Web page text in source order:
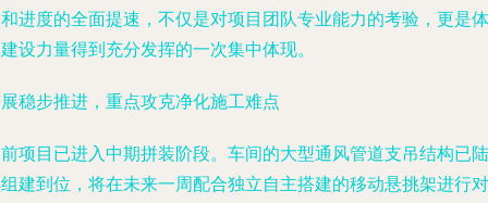
进度的全面提速，不仅是对项目团队专业能力的考验，更是体
设力量得到充分发挥的一次集中体现。
稳步推进，重点攻克净化施工难点
项目已进入中期拼装阶段。车间的大型通风管道支吊结构已陆
建到位，将在未来一周配合独立自主搭建的移动悬挑架进行对